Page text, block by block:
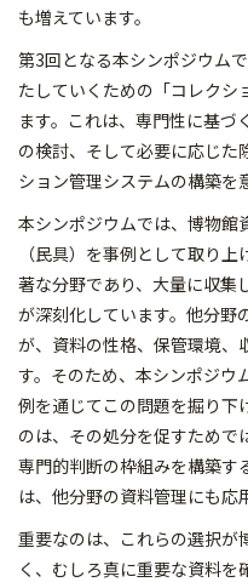
も増えています。
第3回となる本シンポジウム
たしていくための「コレクシ
ます。これは、専門性に基
の検討、そして必要に応じた
ション管理システムの構築を
本シンポジウムでは、博物館
（民具）を事例として取り
著な分野であり、大量に収集
が深刻化しています。他分野
が、資料の性格、保管環境、
す。そのため、本シンポジウ
例を通じてこの問題を掘り下
のは、その処分を促すためで
専門的判断の枠組みを構築す
は、他分野の資料管理にも応
重要なのは、これらの選択が
く、むしろ真に重要な資料